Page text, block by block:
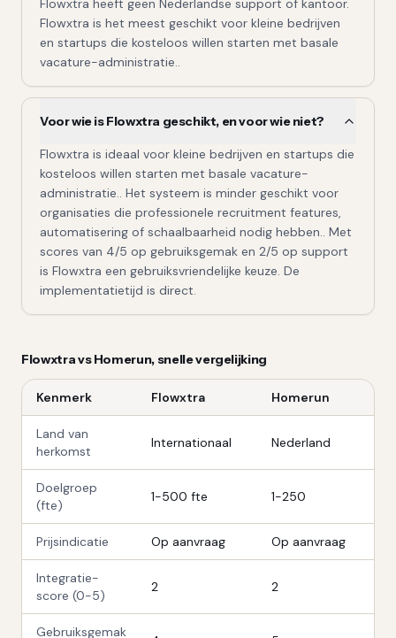
Flowxtra is het meest geschikt voor kleine bedrijven
en startups die kosteloos willen starten met basale
vacature-administratie..
Voor wie is Flowxtra geschikt, en voor wie niet?
Flowxtra is ideaal voor kleine bedrijven en startups die
kosteloos willen starten met basale vacature-
administratie.. Het systeem is minder geschikt voor
organisaties die professionele recruitment features,
automatisering of schaalbaarheid nodig hebben.. Met
scores van 4/5 op gebruiksgemak en 2/5 op support
is Flowxtra een gebruiksvriendelijke keuze. De
implementatietijd is direct.
FlowxtravsHomerun, snelle vergelijking
Kenmerk Flowxtra Homerun
Land van
herkomst
Internationaal Nederland
Doelgroep
(fte)
1-500 fte 1-250
Prijsindicatie Op aanvraag Op aanvraag
Integratie-
score (0-5)
2 2
Gebruiksgemak